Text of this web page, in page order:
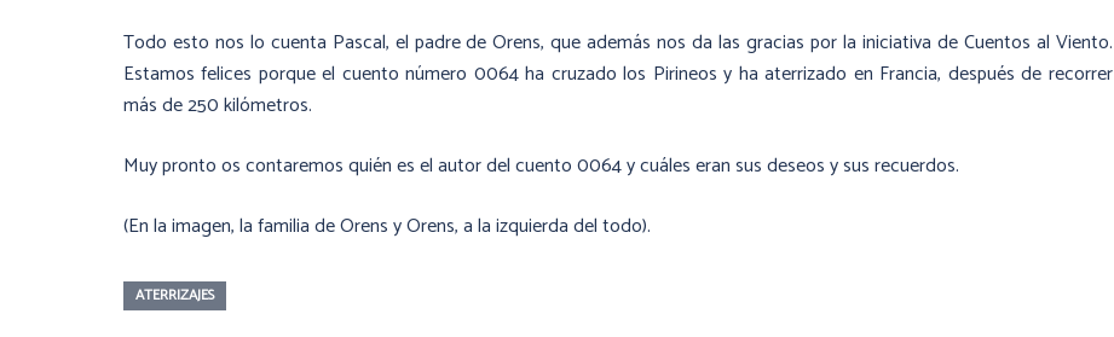
Todo esto nos lo cuenta Pascal, el padre de Orens, que además nos da las gracias por la iniciativa de Cuentos al Viento.
Estamos felices porque el cuento número 0064 ha cruzado los Pirineos y ha aterrizado en Francia, después de recorrer
más de 250 kilómetros.
Muy pronto os contaremos quién es el autor del cuento 0064 y cuáles eran sus deseos y sus recuerdos.
(En la imagen, la familia de Orens y Orens, a la izquierda del todo).
ATERRIZAJES